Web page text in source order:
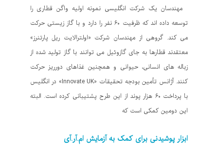
مهندسان یک شرکت انگلیسی نمونه اولیه واگن قطاری را
توسعه داده اند که ظرفیت ۶۰ نفر را دارد و با گاز زیستی حرکت
می کند. گروهی از مهندسان شرکت «اولترالایت ریل پارتنرز»
معتقدند قطارها به جای گازوئیل می توانند با گاز تولید شده از
زباله های انسانی، حیوانی و همچنین غذاهای دورریز حرکت
کنند. آژانس تأمین بودجه تحقیقات «Innovate UK» در انگلیس
با پرداخت ۶۰ هزار پوند از این طرح پشتیبانی کرده است. البته
این دومین کمکی است که
ابزار پوشیدنی برای کمک به آزمایش ام‌.آر.آی